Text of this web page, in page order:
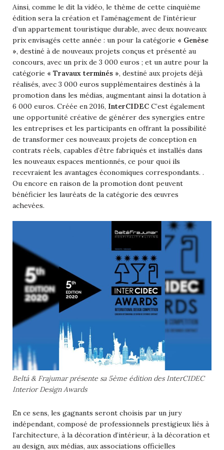
Ainsi, comme le dit la vidéo, le thème de cette cinquième
édition sera la création et l’aménagement de l’intérieur
d’un appartement touristique durable, avec deux nouveaux
prix envisagés cette année : un pour la catégorie « Genèse
», destiné à de nouveaux projets conçus et présenté au
concours, avec un prix de 3 000 euros ; et un autre pour la
catégorie « Travaux terminés », destiné aux projets déjà
réalisés, avec 3 000 euros supplémentaires destinés à la
promotion dans les médias, augmentant ainsi la dotation à
6 000 euros. Créée en 2016, InterCIDEC C’est également
une opportunité créative de générer des synergies entre
les entreprises et les participants en offrant la possibilité
de transformer ces nouveaux projets de conception en
contrats réels, capables d’être fabriqués et installés dans
les nouveaux espaces mentionnés, ce pour quoi ils
recevraient les avantages économiques correspondants. .
Ou encore en raison de la promotion dont peuvent
bénéficier les lauréats de la catégorie des œuvres
achevées.
Beltá & Frajumar présente sa 5ème édition des InterCIDEC
Interior Design Awards
En ce sens, les gagnants seront choisis par un jury
indépendant, composé de professionnels prestigieux liés à
l’architecture, à la décoration d’intérieur, à la décoration et
au design, aux médias, aux associations officielles